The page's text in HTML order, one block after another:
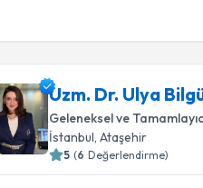
Uzm. Dr. Ulya
Geleneksel ve
İstanbul ,Ataşehir
5 (6 Değerlendirme)